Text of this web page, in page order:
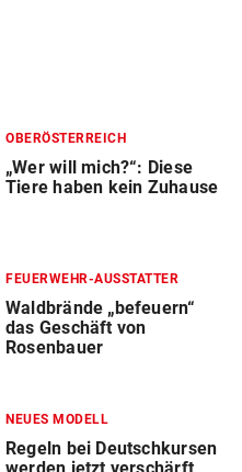
OBERÖSTERREICH
„Wer will mich?“: Diese
Tiere haben kein Zuhause
FEUERWEHR-AUSSTATTER
Waldbrände „befeuern“
das Geschäft von
Rosenbauer
NEUES MODELL
Regeln bei Deutschkursen